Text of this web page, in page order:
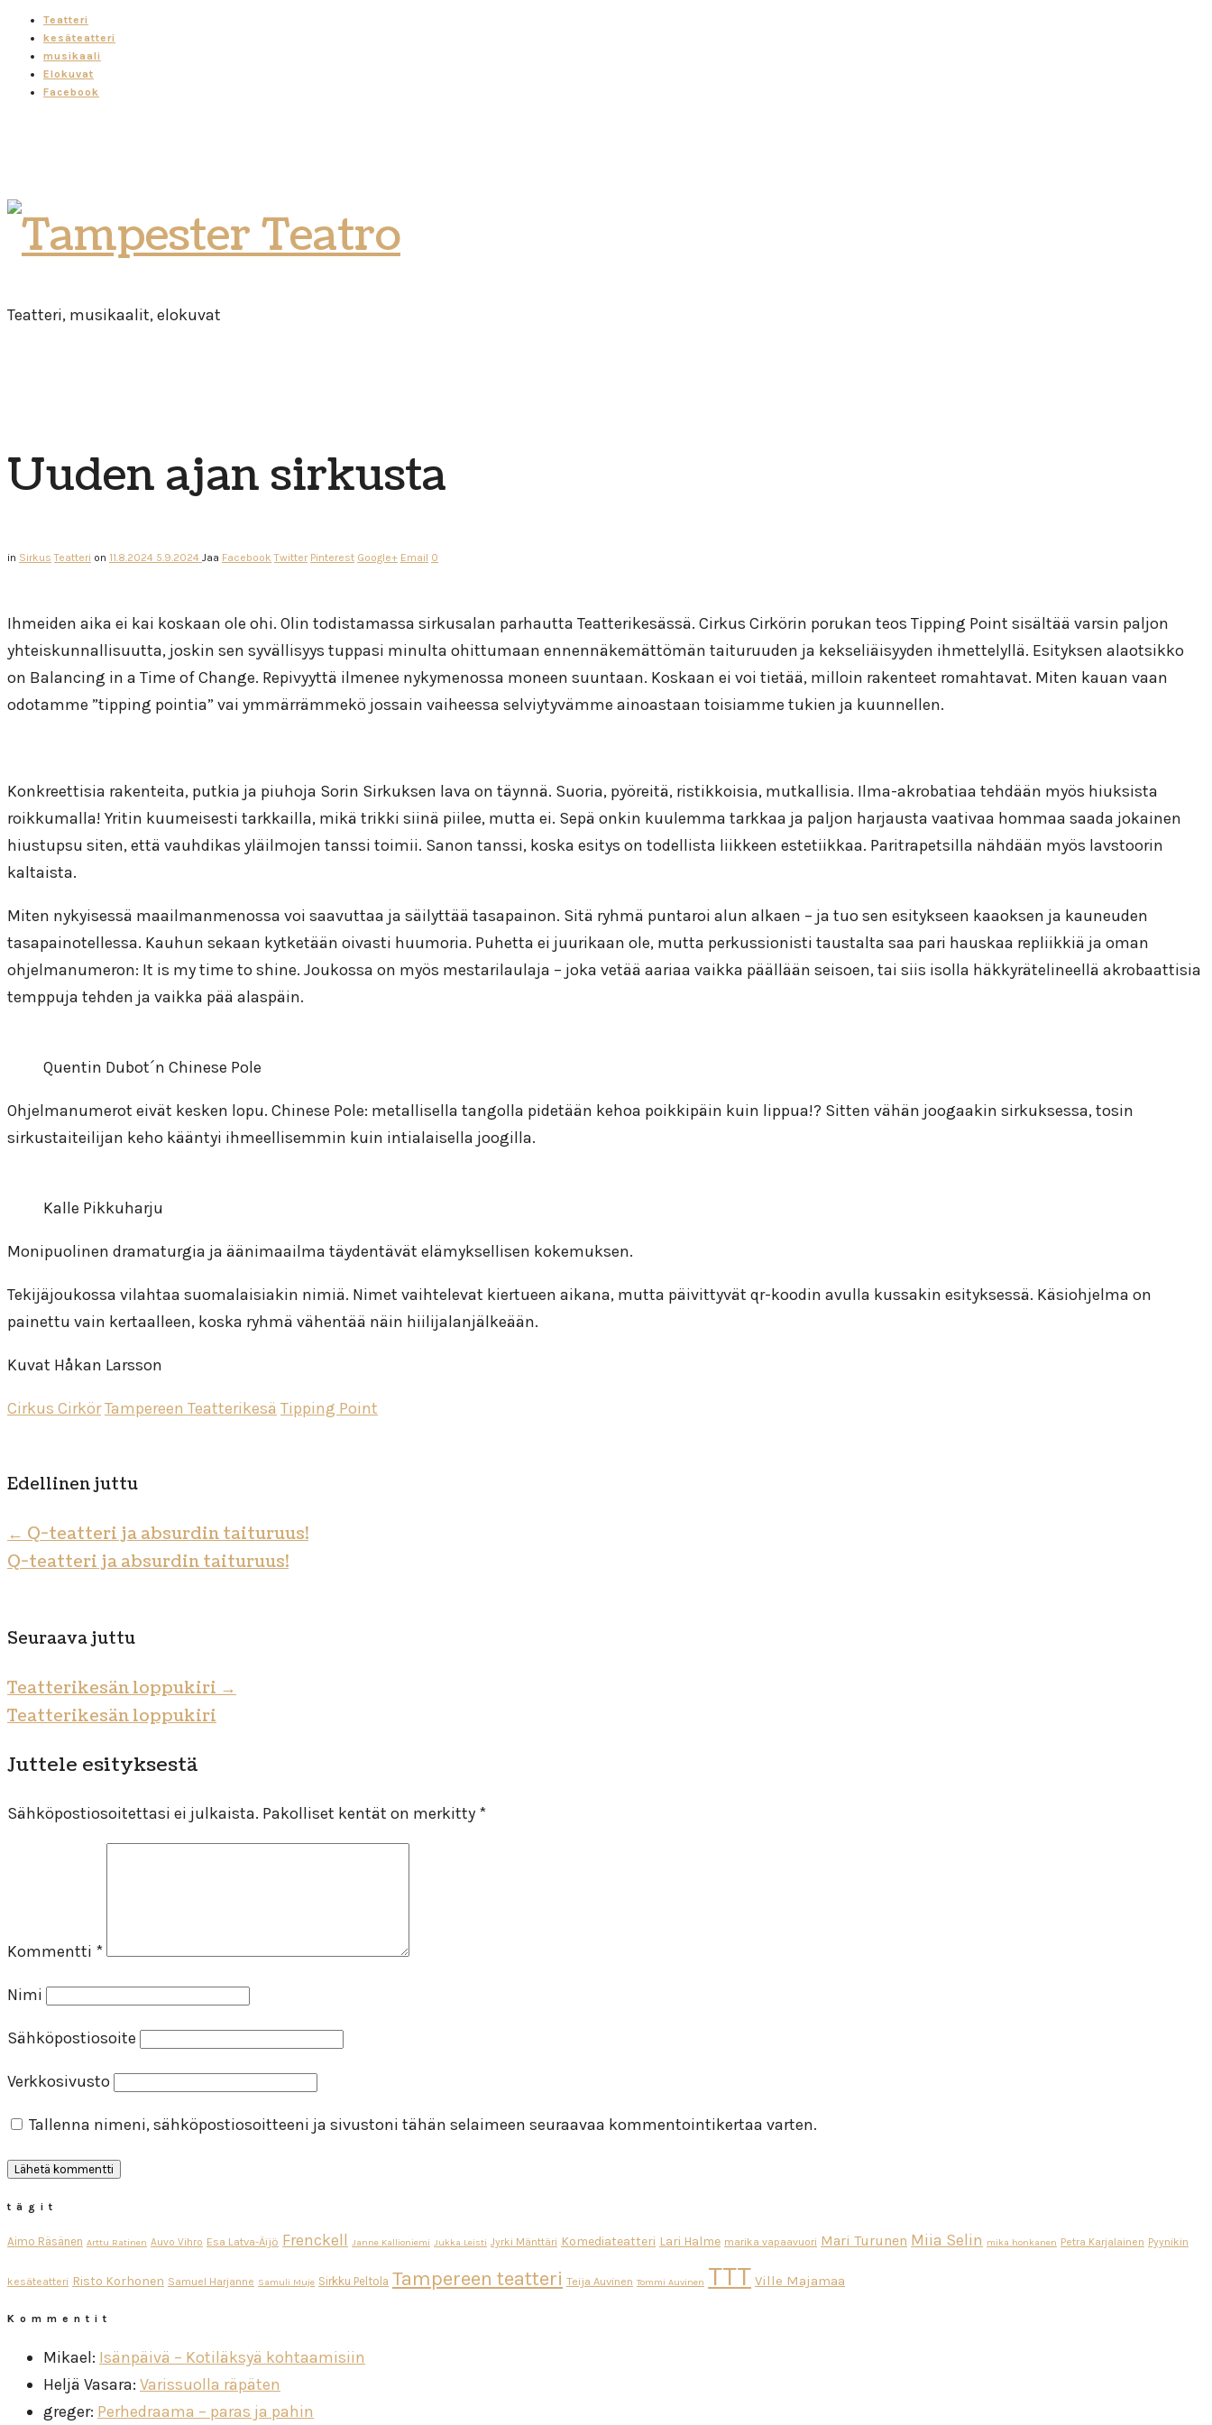
Teatteri
kesäteatteri
musikaali
Elokuvat
Facebook
Tampester
Teatro
Teatteri, musikaalit, elokuvat
Uuden ajan sirkusta
in Sirkus Teatteri on 11.8.2024 5.9.2024 Jaa Facebook Twitter Pinterest Google+ Email 0
Ihmeiden aika ei kai koskaan ole ohi. Olin todistamassa sirkusalan parhautta Teatterikesässä. Cirkus Cirkörin porukan teos Tipping Point sisältää varsin paljon
yhteiskunnallisuutta, joskin sen syvällisyys tuppasi minulta ohittumaan ennennäkemättömän taituruuden ja kekseliäisyyden ihmettelyllä. Esityksen alaotsikko
on Balancing in a Time of Change. Repivyyttä ilmenee nykymenossa moneen suuntaan. Koskaan ei voi tietää, milloin rakenteet romahtavat. Miten kauan vaan
odotamme ”tipping pointia” vai ymmärrämmekö jossain vaiheessa selviytyvämme ainoastaan toisiamme tukien ja kuunnellen.
Konkreettisia rakenteita, putkia ja piuhoja Sorin Sirkuksen lava on täynnä. Suoria, pyöreitä, ristikkoisia, mutkallisia. Ilma-akrobatiaa tehdään myös hiuksista
roikkumalla! Yritin kuumeisesti tarkkailla, mikä trikki siinä piilee, mutta ei. Sepä onkin kuulemma tarkkaa ja paljon harjausta vaativaa hommaa saada jokainen
hiustupsu siten, että vauhdikas yläilmojen tanssi toimii. Sanon tanssi, koska esitys on todellista liikkeen estetiikkaa. Paritrapetsilla nähdään myös lavstoorin
kaltaista.
Miten nykyisessä maailmanmenossa voi saavuttaa ja säilyttää tasapainon. Sitä ryhmä puntaroi alun alkaen – ja tuo sen esitykseen kaaoksen ja kauneuden
tasapainotellessa. Kauhun sekaan kytketään oivasti huumoria. Puhetta ei juurikaan ole, mutta perkussionisti taustalta saa pari hauskaa repliikkiä ja oman
ohjelmanumeron: It is my time to shine. Joukossa on myös mestarilaulaja – joka vetää aariaa vaikka päällään seisoen, tai siis isolla häkkyrätelineellä akrobaattisia
temppuja tehden ja vaikka pää alaspäin.
Quentin Dubot´n Chinese Pole
Ohjelmanumerot eivät kesken lopu. Chinese Pole: metallisella tangolla pidetään kehoa poikkipäin kuin lippua!? Sitten vähän joogaakin sirkuksessa, tosin
sirkustaiteilijan keho kääntyi ihmeellisemmin kuin intialaisella joogilla.
Kalle Pikkuharju
Monipuolinen dramaturgia ja äänimaailma täydentävät elämyksellisen kokemuksen.
Tekijäjoukossa vilahtaa suomalaisiakin nimiä. Nimet vaihtelevat kiertueen aikana, mutta päivittyvät qr-koodin avulla kussakin esityksessä. Käsiohjelma on
painettu vain kertaalleen, koska ryhmä vähentää näin hiilijalanjälkeään.
Kuvat Håkan Larsson
Cirkus CirkörTampereen Teatterikesä Tipping Point
Edellinen juttu
← Q-teatteri ja absurdin taituruus!
Q-teatteri ja absurdin taituruus!
Seuraava juttu
Teatterikesän loppukiri →
Teatterikesän loppukiri
Juttele esityksestä
Sähköpostiosoitettasi ei julkaista. Pakolliset kentät on merkitty *
Kommentti *
Nimi
Sähköpostiosoite
Verkkosivusto
Tallenna nimeni, sähköpostiosoitteeni ja sivustoni tähän selaimeen seuraavaa kommentointikertaa varten.
tägit
Aimo Räsänen Arttu Ratinen Auvo Vihro Esa Latva-Äijö Frenckell Janne Kallioniemi Jukka Leisti Jyrki Mänttäri Komediateatteri Lari Halme marika vapaavuori Mari Turunen Miia Selin mika honkanen Petra Karjalainen Pyynikin
kesäteatteri Risto Korhonen Samuel Harjanne Samuli Muje Sirkku Peltola Tampereen teatteri Teija Auvinen Tommi Auvinen TTT Ville Majamaa
Kommentit
Mikael: Isänpäivä – Kotiläksyä kohtaamisiin
Heljä Vasara: Varissuolla räpäten
greger: Perhedraama – paras ja pahin